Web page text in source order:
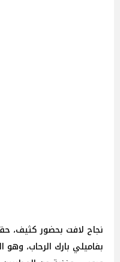
نجاح لافت بحضور كثيف،
بفاميلي بارك الرحاب،